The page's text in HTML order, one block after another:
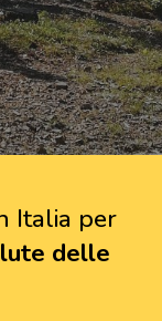
Italia per
delle